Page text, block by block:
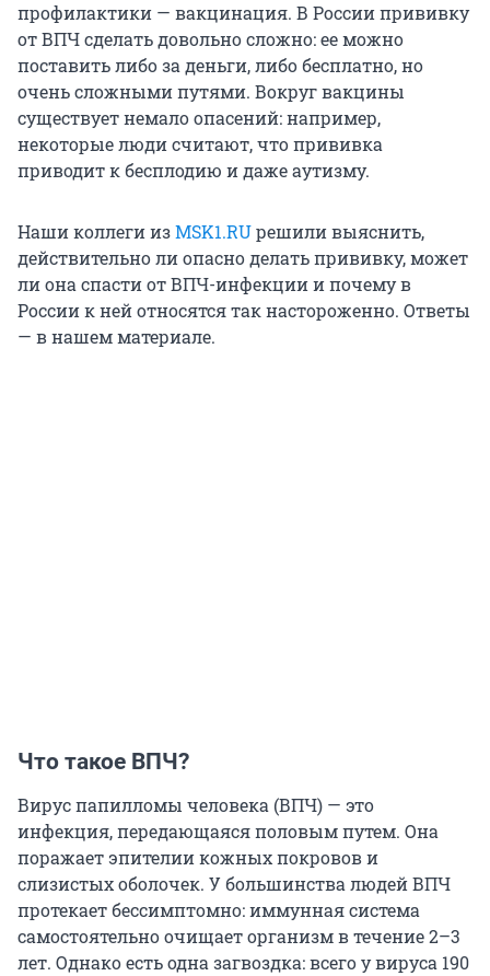
профилактики — вакцинация. В России прививку
от ВПЧ сделать довольно сложно: ее можно
поставить либо за деньги, либо бесплатно, но
очень сложными путями. Вокруг вакцины
существует немало опасений: например,
некоторые люди считают, что прививка
приводит к бесплодию и даже аутизму.
Наши коллеги изMSK1.RUрешили выяснить,
действительно ли опасно делать прививку, может
ли она спасти от ВПЧ-инфекции и почему в
России к ней относятся так настороженно. Ответы
— в нашем материале.
Что такое ВПЧ?
Вирус папилломы человека (ВПЧ) — это
инфекция, передающаяся половым путем. Она
поражает эпителии кожных покровов и
слизистых оболочек. У большинства людей ВПЧ
протекает бессимптомно: иммунная система
самостоятельно очищает организм в течение 2–3
лет. Однако есть одна загвоздка: всего у вируса 190